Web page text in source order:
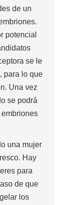
de un
potencial
se le
para lo que
Una vez
se podrá
una mujer
Hay
para
de que
los